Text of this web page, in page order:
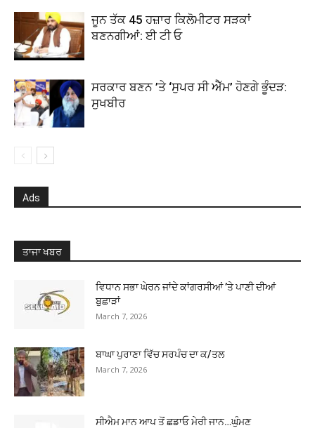
ਜੂਨ ਤੱਕ 45 ਹਜ਼ਾਰ ਕਿਲੋਮੀਟਰ ਸੜਕਾਂ
ਬਣਨਗੀਆਂ: ਈ ਟੀ ਓ
ਸਰਕਾਰ ਬਣਨ ’ਤੇ ‘ਸੁਪਰ ਸੀ ਐੱਮ’ ਹੋਣਗੇ ਭੂੰਦੜ:
ਸੁਖਬੀਰ
Ads
ਤਾਜਾ ਖਬਰ
ਵਿਧਾਨ ਸਭਾ ਘੇਰਨ ਜਾਂਦੇ ਕਾਂਗਰਸੀਆਂ ’ਤੇ ਪਾਣੀ ਦੀਆਂ
ਬੁਛਾੜਾਂ
March 7, 2026
ਬਾਘਾ ਪੁਰਾਣਾ ਵਿੱਚ ਸਰਪੰਚ ਦਾ ਕ/ਤਲ
March 7, 2026
ਸੀਐਮ ਮਾਨ ਆਪ ਤੋਂ ਛਡਾਓ ਮੇਰੀ ਜਾਨ…ਘੁੰਮਣ